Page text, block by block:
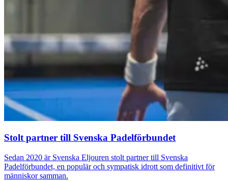
Stolt partner till Svenska Padelförbundet
Sedan 2020 är Svenska Eljouren stolt partner till Svenska
Padelförbundet, en populär och sympatisk idrott som definitivt för
människor samman.